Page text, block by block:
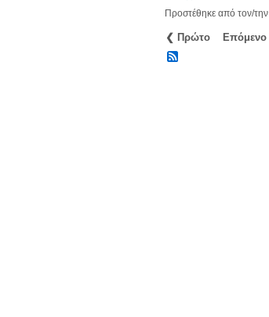
Προστέθηκε από τον/την
❮ Πρώτο